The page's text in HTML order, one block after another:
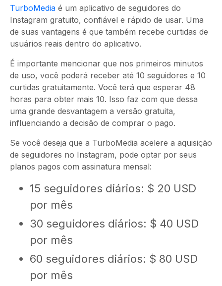
TurboMedia é um aplicativo de seguidores do
Instagram gratuito, confiável e rápido de usar. Uma
de suas vantagens é que também recebe curtidas de
usuários reais dentro do aplicativo.
É importante mencionar que nos primeiros minutos
de uso, você poderá receber até 10 seguidores e 10
curtidas gratuitamente. Você terá que esperar 48
horas para obter mais 10. Isso faz com que dessa
uma grande desvantagem a versão gratuita,
influenciando a decisão de comprar o pago.
Se você deseja que a TurboMedia acelere a aquisição
de seguidores no Instagram, pode optar por seus
planos pagos com assinatura mensal:
15 seguidores diários: $ 20 USD
por mês
30 seguidores diários: $ 40 USD
por mês
60 seguidores diários: $ 80 USD
por mês